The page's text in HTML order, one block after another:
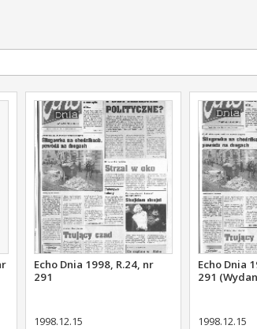
Echo Dnia 1998, R.24, nr
291
1998.12.15
Echo Dnia
291
1998.12.15